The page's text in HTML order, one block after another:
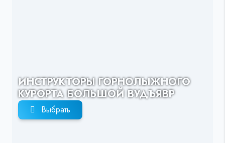
ИНСТРУКТОРЫ ГОРНОЛЫЖНОГО
КУРОРТА БОЛЬШОЙ ВУДЪЯВР
Выбрать